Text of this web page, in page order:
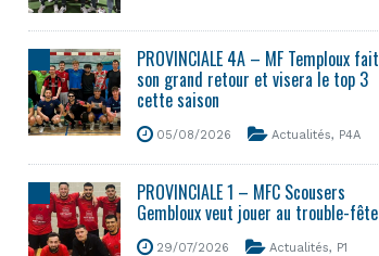
PROVINCIALE 4A – MF Temploux fait
son grand retour et visera le top 3
cette saison
05/08/2026 Actualités, P4A
PROVINCIALE 1 – MFC Scousers
Gembloux veut jouer au trouble-fête
29/07/2026 Actualités, P1